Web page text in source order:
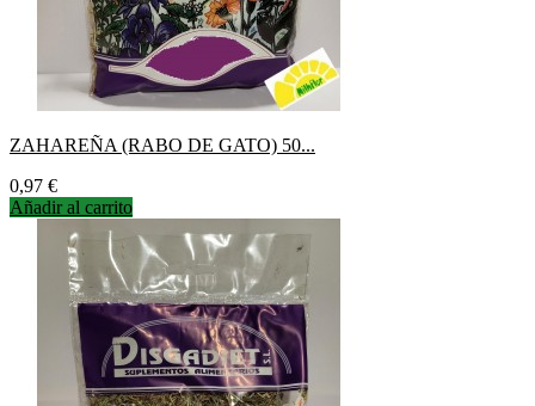
ZAHAREÑA (RABO DE GATO) 50...
Precio
0,97 €
Añadir al carrito